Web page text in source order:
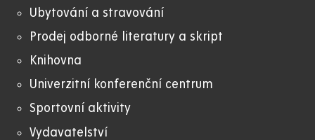
Ubytování a stravování
Prodej odborné literatury a skript
Knihovna
Univerzitní konferenční centrum
Sportovní aktivity
Vydavatelství